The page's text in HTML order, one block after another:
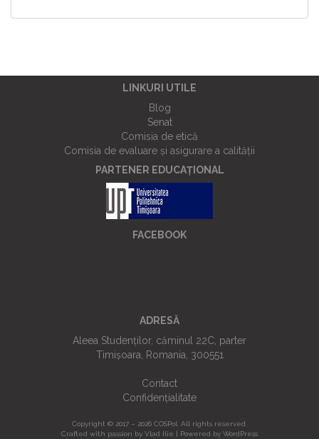
LINKURI UTILE
Blog
Senat
Comisia de etică
Comisia de evaluare și asigurare a calității
PARTENER EDUCAȚIONAL
FACEBOOK
ADRESĂ
Aleea Studenților, căminul 22C, parter
Timișoara, Romania, 300551
Contact
Confidențialitate
Copyright © 2017 – 2026 COSPol. All rights reserved.
Crafted with passion by Vlad Ilie | Powered by WordPress